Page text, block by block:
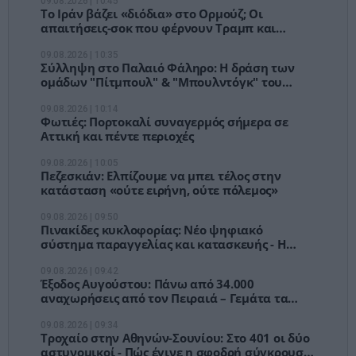
Το Ιράν βάζει «διόδια» στο Ορμούζ; Οι
απαιτήσεις-σοκ που φέρνουν Τραμπ και
Σύλληψη στο Παλαιό Φάληρο: Η δράση των
ομάδων "Πίτμπουλ" & "Μπουλντόγκ" του
Φωτιές: Πορτοκαλί συναγερμός σήμερα σε
Αττική και πέντε περιοχές
Πεζεσκιάν: Ελπίζουμε να μπει τέλος στην
κατάσταση «ούτε ειρήνη, ούτε πόλεμος»
Πινακίδες κυκλοφορίας: Νέο ψηφιακό
σύστημα παραγγελίας και κατασκευής - Η
Έξοδος Αυγούστου: Πάνω από 34.000
αναχωρήσεις από τον Πειραιά – Γεμάτα τα
Τροχαίο στην Αθηνών-Σουνίου: Στο 401 οι δύο
αστυνομικοί - Πώς έγινε η σφοδρή σύγκρουση